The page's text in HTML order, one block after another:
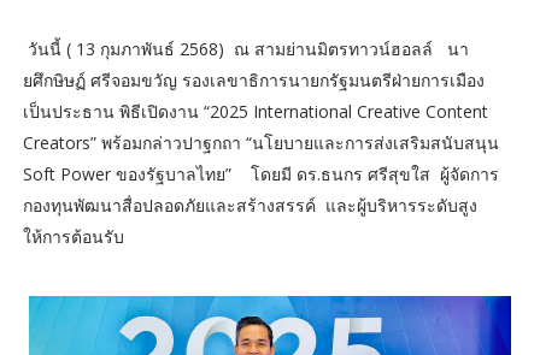
วันนี้ ( 13 กุมภาพันธ์ 2568) ณ สามย่านมิตรทาวน์ฮอลล์ นา
ยศึกษิษฏ์ ศรีจอมขวัญ รองเลขาธิการนายกรัฐมนตรีฝ่ายการเมือง
เป็นประธาน พิธีเปิดงาน “2025 International Creative Content
Creators” พร้อมกล่าวปาฐกถา “นโยบายและการส่งเสริมสนับสนุน
Soft Power ของรัฐบาลไทย” โดยมี ดร.ธนกร ศรีสุขใส ผู้จัดการ
กองทุนพัฒนาสื่อปลอดภัยและสร้างสรรค์ และผู้บริหารระดับสูง
ให้การต้อนรับ